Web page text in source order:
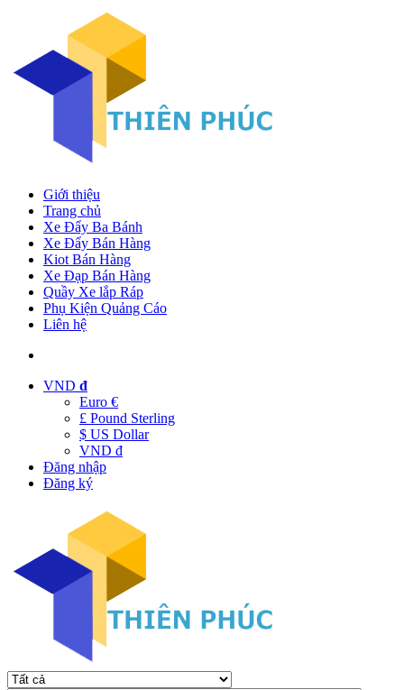
Giới thiệu
Trang chủ
Xe Đẩy Ba Bánh
Xe Đẩy Bán Hàng
Kiot Bán Hàng
Xe Đạp Bán Hàng
Quầy Xe lắp Ráp
Phụ Kiện Quảng Cáo
Liên hệ
VND đ
Euro €
£ Pound Sterling
$ US Dollar
VND đ
Đăng nhập
Đăng ký